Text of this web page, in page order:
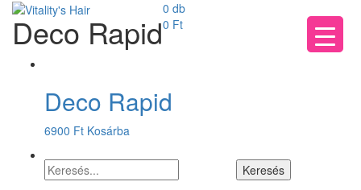
0 db
0 Ft
Deco Rapid
Deco Rapid
6900 Ft Kosárba